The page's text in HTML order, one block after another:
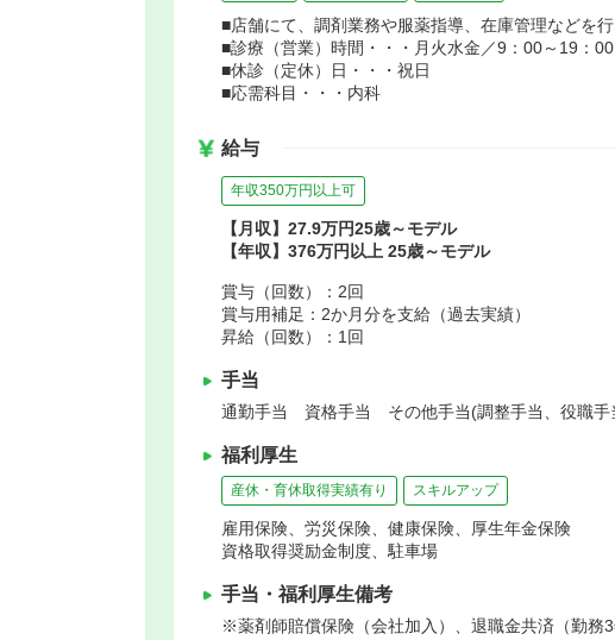
■店舗にて、調剤業務や服薬指導、在庫管理などを行
■診療（営業）時間・・・月火水金／9：00～19：
■休診（定休）日・・・祝日
■応需科目・・・内科
給与
年収350万円以上可
【月収】27.9万円25歳～モデル
【年収】376万円以上 25歳～モデル
賞与（回数）：2回
賞与用補足：2か月分を支給（過去実績）
昇給（回数）：1回
手当
通勤手当 資格手当 その他手当(調整手当、役職手
福利厚生
産休・育休取得実績有り スキルアップ
雇用保険、労災保険、健康保険、厚生年金保険
資格取得奨励金制度、駐車場
手当・福利厚生備考
※薬剤師賠償保険（会社加入）、退職金共済（勤務